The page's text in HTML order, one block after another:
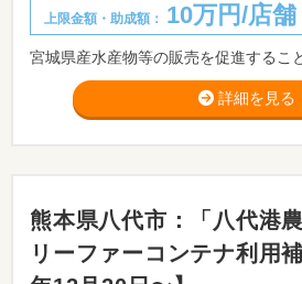
上限金額・助成額： 10万円/店舗
詳細を見る
熊本県八代市：「八代港
リーファーコンテナ利用